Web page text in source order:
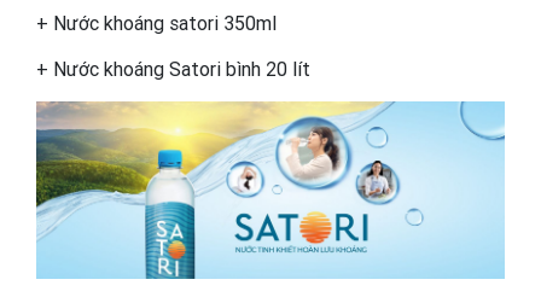
+ Nước khoáng satori 350ml
+ Nước khoáng Satori bình 20 lít